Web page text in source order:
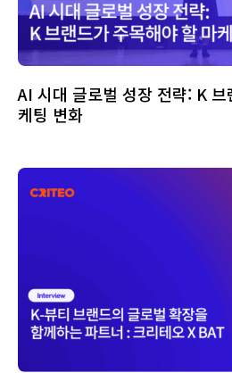
AI 시대 글로벌 성장 전략: K
케팅 변화